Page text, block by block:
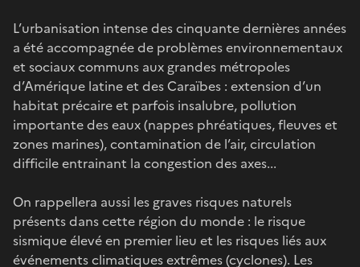
L’urbanisation intense des cinquante dernières années
a été accompagnée de problèmes environnementaux
et sociaux communs aux grandes métropoles
d’Amérique latine et des Caraïbes : extension d’un
habitat précaire et parfois insalubre, pollution
importante des eaux (nappes phréatiques, fleuves et
zones marines), contamination de l’air, circulation
difficile entrainant la congestion des axes...
On rappellera aussi les graves risques naturels
présents dans cette région du monde : le risque
sismique élevé en premier lieu et les risques liés aux
événements climatiques extrêmes (cyclones). Les